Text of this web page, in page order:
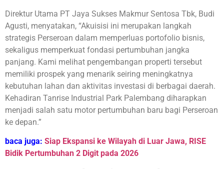
Direktur Utama PT Jaya Sukses Makmur Sentosa Tbk, Budi
Agusti, menyatakan, “Akuisisi ini merupakan langkah
strategis Perseroan dalam memperluas portofolio bisnis,
sekaligus memperkuat fondasi pertumbuhan jangka
panjang. Kami melihat pengembangan properti tersebut
memiliki prospek yang menarik seiring meningkatnya
kebutuhan lahan dan aktivitas investasi di berbagai daerah.
Kehadiran Tanrise Industrial Park Palembang diharapkan
menjadi salah satu motor pertumbuhan baru bagi Perseroan
ke depan.”
baca juga: Siap Ekspansi ke Wilayah di Luar Jawa, RISE
Bidik Pertumbuhan 2 Digit pada 2026